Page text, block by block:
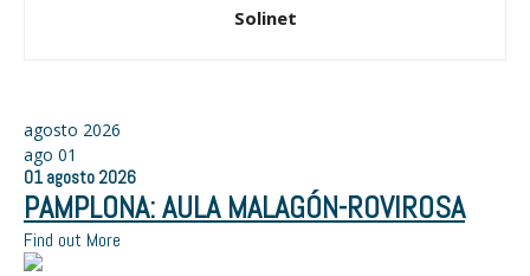
Solinet
agosto 2026
ago 01
01 agosto 2026
PAMPLONA: AULA MALAGÓN-ROVIROSA
Find out More